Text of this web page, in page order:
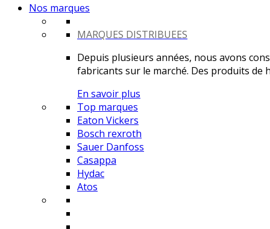
Nos marques
MARQUES DISTRIBUEES
Depuis plusieurs années, nous avons
fabricants sur le marché. Des produits de
En savoir plus
Top marques
Eaton Vickers
Bosch rexroth
Sauer Danfoss
Casappa
Hydac
Atos